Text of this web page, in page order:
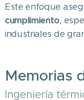
Este enfoque
cumplimiento,
industriales de
Memorias
Ingeniería